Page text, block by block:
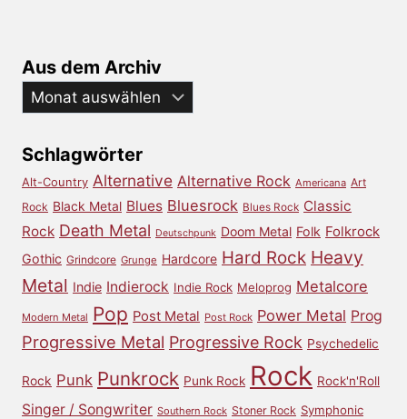
Aus dem Archiv
Aus
dem
Schlagwörter
Alt-Country Alternative Alternative Rock Americana Art
Rock Black Metal Blues Bluesrock Blues Rock Classic
Rock Death Metal Deutschpunk Doom Metal Folk Folkrock
Gothic Grindcore Grunge Hardcore Hard Rock Heavy
Metal Indie Indierock Indie Rock Meloprog Metalcore
Modern Metal Pop Post Metal Post Rock Power Metal Prog
Progressive Metal Progressive Rock Psychedelic
Rock Punk Punkrock Punk Rock Rock Rock'n'Roll
Singer / Songwriter Southern Rock Stoner Rock Symphonic